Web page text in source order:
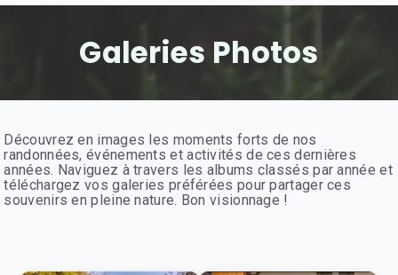
Galeries Photos
Découvrez en images les moments forts de nos
randonnées, événements et activités de ces dernières
années. Naviguez à travers les albums classés par année et
téléchargez vos galeries préférées pour partager ces
souvenirs en pleine nature. Bon visionnage !